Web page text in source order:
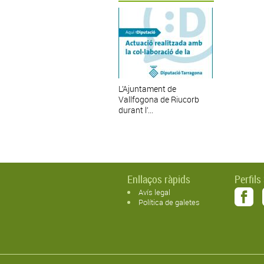
L’Ajuntament de
Vallfogona de Riucorb
durant l’...
Enllaços ràpids
Avís legal
Política de galetes
Perfils